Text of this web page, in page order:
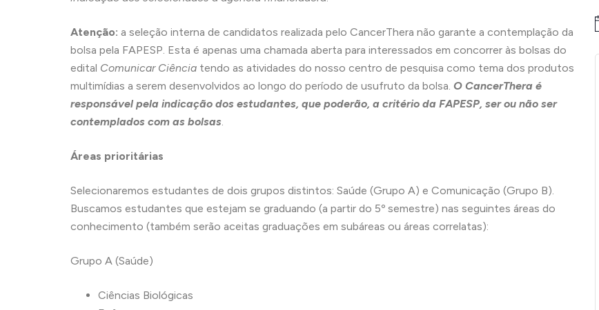
Atenção: a seleção interna de candidatos realizada pelo CancerThera não garante a contemplação da
bolsa pela FAPESP. Esta é apenas uma chamada aberta para interessados em concorrer às bolsas do
edital Comunicar Ciência tendo as atividades do nosso centro de pesquisa como tema dos produtos
multimídias a serem desenvolvidos ao longo do período de usufruto da bolsa. O CancerThera é
responsável pela indicação dos estudantes, que poderão, a critério da FAPESP, ser ou não ser
contemplados com as bolsas.
Áreas prioritárias
Selecionaremos estudantes de dois grupos distintos: Saúde (Grupo A) e Comunicação (Grupo B).
Buscamos estudantes que estejam se graduando (a partir do 5º semestre) nas seguintes áreas do
conhecimento (também serão aceitas graduações em subáreas ou áreas correlatas):
Grupo A (Saúde)
Ciências Biológicas